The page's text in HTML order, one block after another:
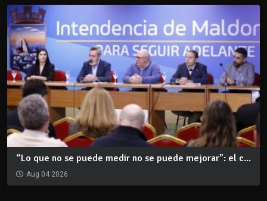
“Lo que no se puede medir no se puede mejorar”: el c...
Aug 04 2026